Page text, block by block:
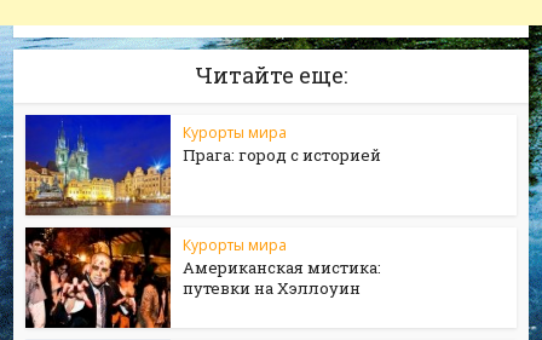
Читайте еще:
Курорты мира
Прага: город с историей
Курорты мира
Американская мистика:
путевки на Хэллоуин